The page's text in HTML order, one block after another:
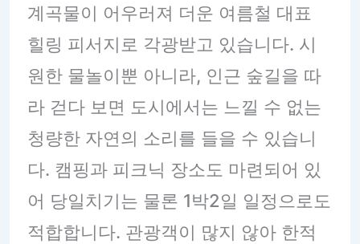
계곡물이 어우러져 더운 여름철 대표
힐링 피서지로 각광받고 있습니다. 시
원한 물놀이뿐 아니라, 인근 숲길을 따
라 걷다 보면 도시에서는 느낄 수 없는
청량한 자연의 소리를 들을 수 있습니
다. 캠핑과 피크닉 장소도 마련되어 있
어 당일치기는 물론 1박2일 일정으로도
적합합니다. 관광객이 많지 않아 한적